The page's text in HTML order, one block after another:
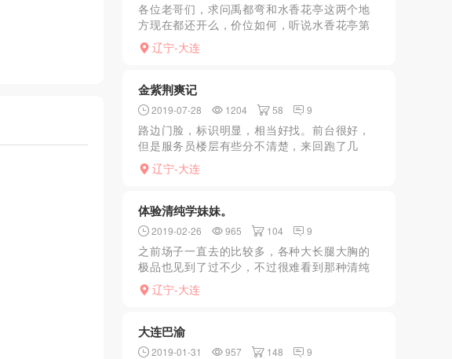
各位老哥们，求问禹都弯和水香花亭这两个地
方现在都还开么，价位如何，听说水香花亭第
二次半价是真的么。有经理微信的提供小狼一
下，谢谢了！
辽宁-大连
金紫荆爽记
2019-07-28 1204 58 9
路边门脸，标识明显，相当好找。前台很好，
但是服务员楼层有些分不清楚，来回跑了几
趟，洗浴间有点小，人一多就要排队。有石子
的可以体验沙滩埋人，氧气房有效解决了桑拿
辽宁-大连
体验清纯学妹妹。
2019-02-26 965 104 9
之前场子一直去的比较多，各种大长腿大胸的
极品也见到了过不少，不过很难看到那种清纯
的女孩子，大连出差晚上闲来无事决定换换口
味，联系了外围，挑了一个在上大学女孩，整
辽宁-大连
大连巴渝
2019-01-31 957 148 9